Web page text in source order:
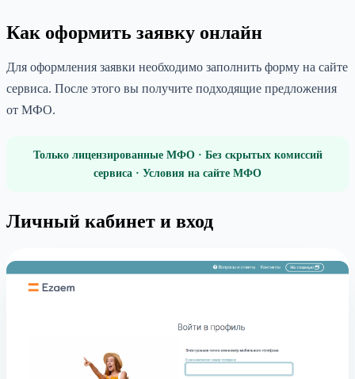
Как оформить заявку онлайн
Для оформления заявки необходимо заполнить форму на сайте
сервиса. После этого вы получите подходящие предложения
от МФО.
Только лицензированные МФО · Без скрытых комиссий
сервиса · Условия на сайте МФО
Личный кабинет и вход